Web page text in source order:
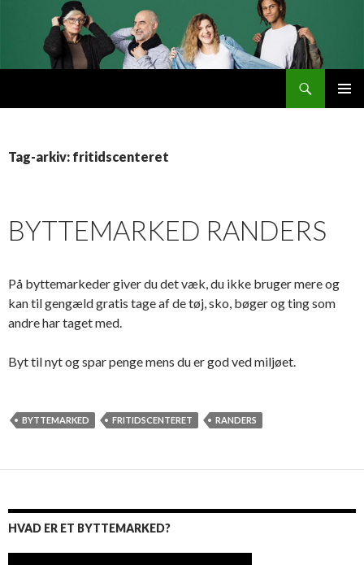
Tag-arkiv: fritidscenteret
BYTTEMARKED RANDERS
På byttemarkeder giver du det væk, du ikke bruger mere og
kan til gengæld gratis tage af de tøj, sko, bøger og ting som
andre har taget med.
Byt til nyt og spar penge mens du er god ved miljøet.
BYTTEMARKED FRITIDSCENTERET RANDERS
HVAD ER ET BYTTEMARKED?